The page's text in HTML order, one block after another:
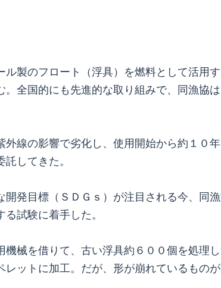
製のフロート（浮具）を燃料として活用
全国的にも先進的な取り組みで、同漁協
線の影響で劣化し、使用開始から約１０
してきた。
発目標（ＳＤＧｓ）が注目される今、同
試験に着手した。
械を借りて、古い浮具約６００個を処理
ットに加工。だが、形が崩れているもの